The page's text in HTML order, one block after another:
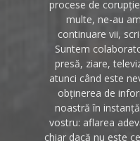
procese de
multe, ne-au
continuare vii,
Suntem
presă, ziare,
atunci când este
obținerea de
noastră în
vostru: aflarea
chiar dacă nu este